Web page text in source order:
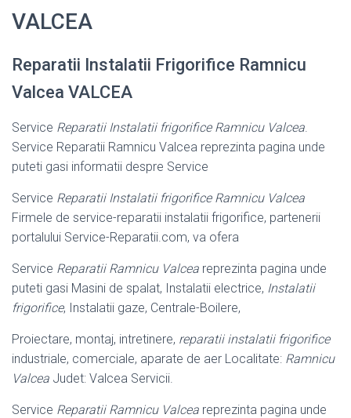
VALCEA
Reparatii Instalatii Frigorifice Ramnicu
Valcea VALCEA
Service Reparatii Instalatii frigorifice Ramnicu Valcea.
Service Reparatii Ramnicu Valcea reprezinta pagina unde
puteti gasi informatii despre Service
Service Reparatii Instalatii frigorifice Ramnicu Valcea
Firmele de service-reparatii instalatii frigorifice, partenerii
portalului Service-Reparatii.com, va ofera
Service Reparatii Ramnicu Valcea reprezinta pagina unde
puteti gasi Masini de spalat, Instalatii electrice, Instalatii
frigorifice, Instalatii gaze, Centrale-Boilere,
Proiectare, montaj, intretinere, reparatii instalatii frigorifice
industriale, comerciale, aparate de aer Localitate: Ramnicu
Valcea Judet: Valcea Servicii.
Service Reparatii Ramnicu Valcea reprezinta pagina unde